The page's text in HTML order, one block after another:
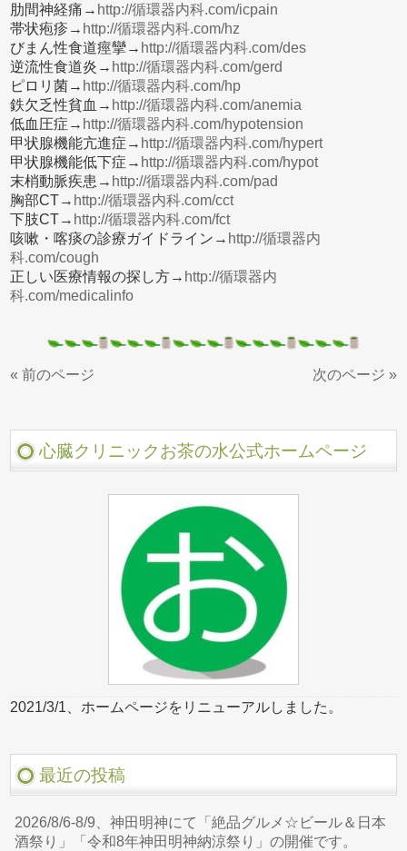
肋間神経痛→ http://循環器内科.com/icpain
帯状疱疹→ http://循環器内科.com/hz
びまん性食道痙攣→ http://循環器内科.com/des
逆流性食道炎→ http://循環器内科.com/gerd
ピロリ菌→ http://循環器内科.com/hp
鉄欠乏性貧血→ http://循環器内科.com/anemia
低血圧症→ http://循環器内科.com/hypotension
甲状腺機能亢進症→ http://循環器内科.com/hypert
甲状腺機能低下症→ http://循環器内科.com/hypot
末梢動脈疾患→ http://循環器内科.com/pad
胸部CT→ http://循環器内科.com/cct
下肢CT→ http://循環器内科.com/fct
咳嗽・喀痰の診療ガイドライン→ http://循環器内
科.com/cough
正しい医療情報の探し方→ http://循環器内
科.com/medicalinfo
« 前のページ 次のページ »
心臓クリニックお茶の水公式ホームページ
2021/3/1、ホームページをリニューアルしました。
最近の投稿
2026/8/6-8/9、神田明神にて「絶品グルメ☆ビール＆日本
酒祭り」「令和8年神田明神納涼祭り」の開催です。